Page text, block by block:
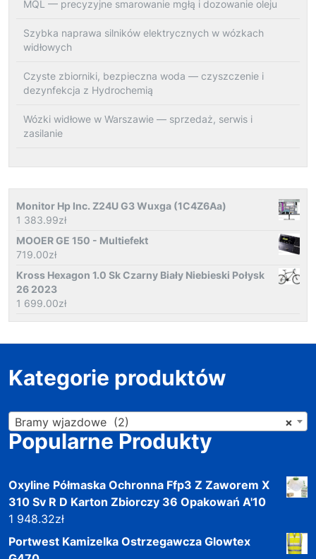
MQL — precyzyjne smarowanie mgłą i dozowanie oleju
Szybka naprawa silników elektrycznych w wózkach
widłowych
Czyste zbiorniki, bezpieczna woda — czyszczenie i
dezynfekcja z Hydrochemią
Wózki widłowe w Warszawie — sprzedaż, serwis i
zasilanie
Monitor Hp Inc. Z24U G3 Wuxga (1C4Z6Aa)
1 383.99zł
MOOER GE 150 - Multiefekt
719.00zł
Kross Hexagon 1.0 Sk Czarny Biały Niebieski Połysk
26 2023
1 699.00zł
Kategorie produktów
×
Bramy wjazdowe (2)
Popularne Produkty
Oxyline Półmaska Ochronna Ffp3 Z Zaworem X
310 Sv R D Karton Zbiorczy 36 Opakowań A'10
1 948.32zł
Portwest Kamizelka Ostrzegawcza Glowtex